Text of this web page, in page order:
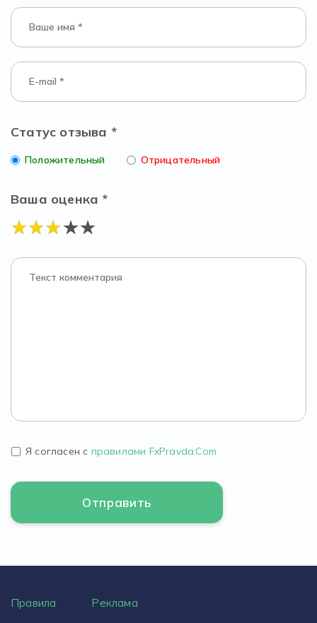
Статус отзыва *
Положительный Отрицательный
Ваша оценка *
Я согласен с правилами FxPravda.Com
Правила Реклама